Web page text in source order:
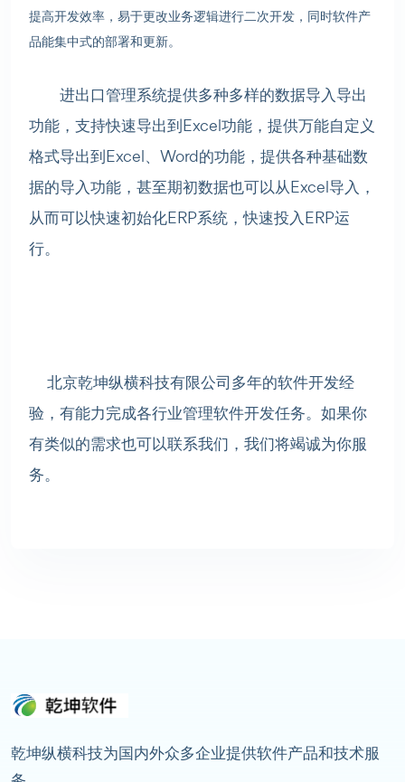
提高开发效率，易于更改业务逻辑进行二次开发，同时软件产
品能集中式的部署和更新。
进出口管理系统提供多种多样的数据导入导出
功能，支持快速导出到Excel功能，提供万能自定义
格式导出到Excel、Word的功能，提供各种基础数
据的导入功能，甚至期初数据也可以从Excel导入，
从而可以快速初始化ERP系统，快速投入ERP运
行。
北京乾坤纵横科技有限公司多年的软件开发经
验，有能力完成各行业管理软件开发任务。如果你
有类似的需求也可以联系我们，我们将竭诚为你服
务。
乾坤纵横科技为国内外众多企业提供软件产品和技术服